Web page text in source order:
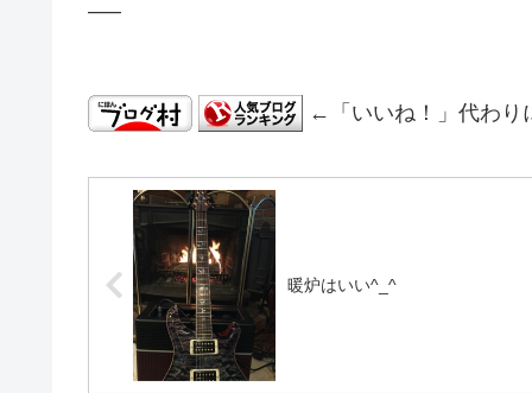
—–
←「いいね！」代わり
暖炉はいい^_^